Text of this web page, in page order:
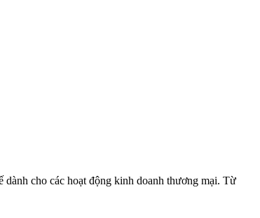
dành cho các hoạt động kinh doanh thương mại. Từ